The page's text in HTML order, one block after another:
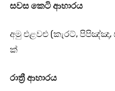
සවස කෙටි ආහාරය
අමු එළවළු (කැරට්,
ක්
රාත්‍රී ආහාරය